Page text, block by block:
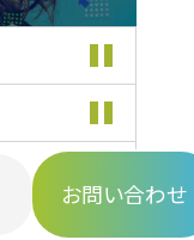
お問い合わせ